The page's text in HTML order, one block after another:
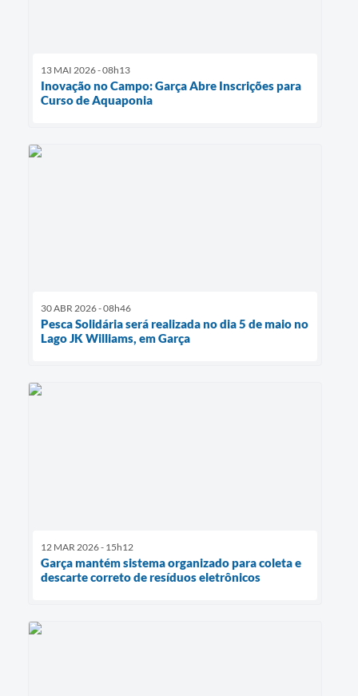
13 MAI 2026 - 08h13
Inovação no Campo: Garça Abre Inscrições para
Curso de Aquaponia
30 ABR 2026 - 08h46
Pesca Solidária será realizada no dia 5 de maio no
Lago JK Williams, em Garça
12 MAR 2026 - 15h12
Garça mantém sistema organizado para coleta e
descarte correto de resíduos eletrônicos